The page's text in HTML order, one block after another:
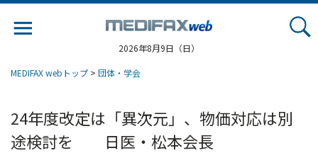
2026年8月9日（日）
MEDIFAX webトップ > 団体・学会
24年度改定は「異次元」、物価対応は別
途検討を 日医・松本会長